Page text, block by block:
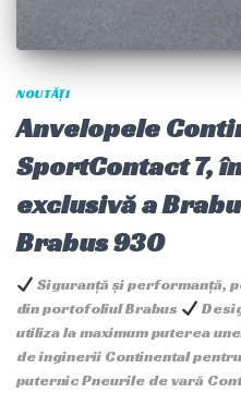
NOUTĂȚI
Anvelopele
SportContact 7,
exclusivă a
Brabus 930
Siguranță și performanță,
din portofoliul Brabus
utiliza la maximum puterea
de inginerii Continental
puternic Pneurile de vară